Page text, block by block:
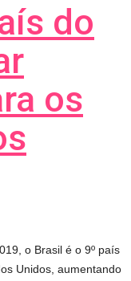
do
os
o Brasil é o 9º país
Unidos, aumentando